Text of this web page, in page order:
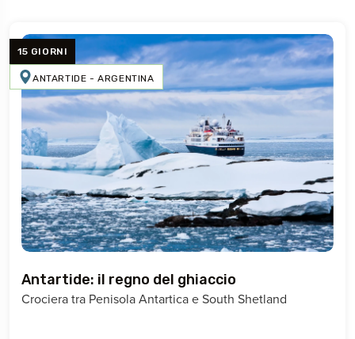
15 GIORNI
ANTARTIDE - ARGENTINA
Antartide: il regno del ghiaccio
Crociera tra Penisola Antartica e South Shetland